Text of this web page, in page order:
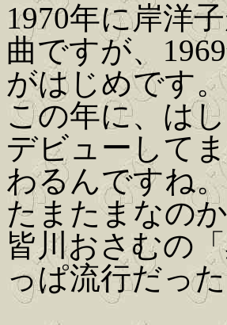
1970年に岸洋
曲ですが、
がはじめです。
この年に、は
デビューして
わるんですね。
たまたまなの
皆川おさむの
っぱ流行だっ